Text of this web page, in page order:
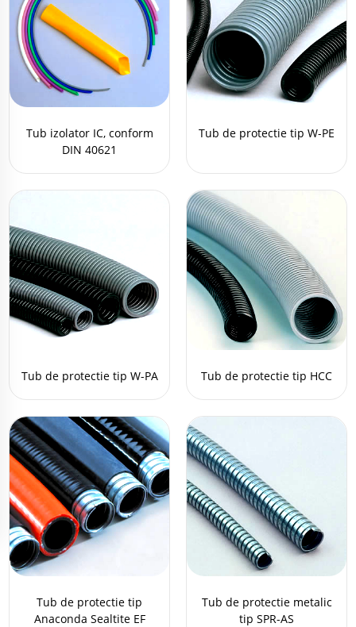
Tub izolator IC, conform
DIN 40621
Tub de protectie tip W-PE
Tub de protectie tip W-PA Tub de protectie tip HCC
Tub de protectie tip
Anaconda Sealtite EF
Tub de protectie metalic
tip SPR-AS